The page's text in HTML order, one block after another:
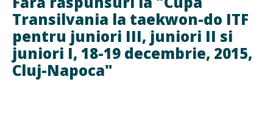
Transilvania la taekwon-do ITF
pentru juniori III, juniori II si
juniori I, 18-19 decembrie, 2015,
Cluj-Napoca"